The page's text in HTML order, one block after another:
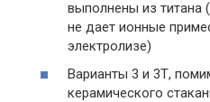
выполнены из титана
не дает ионные
электролизе)
Варианты 3 и 3Т,
керамического